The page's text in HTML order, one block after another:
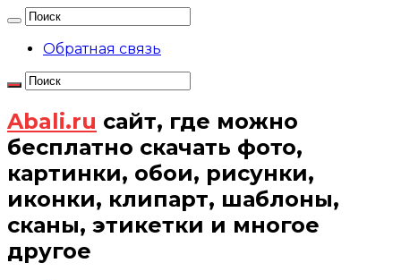
Обратная связь
Abali.ru сайт, где можно
бесплатно скачать фото,
картинки, обои, рисунки,
иконки, клипарт, шаблоны,
сканы, этикетки и многое
другое